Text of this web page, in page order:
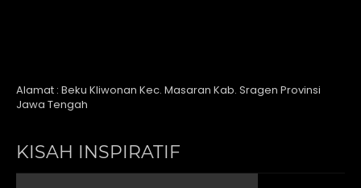
Alamat : Beku Kliwonan Kec. Masaran Kab. Sragen Provinsi
Jawa Tengah
KISAH INSPIRATIF